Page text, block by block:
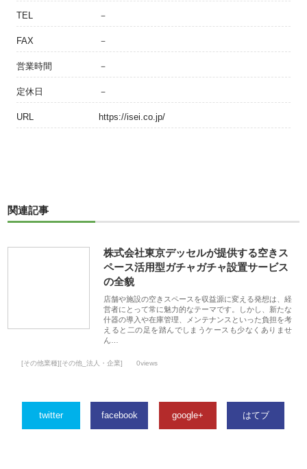
TEL －
FAX －
営業時間 －
定休日 －
URL https://isei.co.jp/
関連記事
株式会社東京デッセルが提供する空きス
ペース活用型ガチャガチャ設置サービス
の全貌
店舗や施設の空きスペースを収益源に変える発想は、経
営者にとって常に魅力的なテーマです。しかし、新たな
什器の導入や在庫管理、メンテナンスといった負担を考
えると二の足を踏んでしまうケースも少なくありませ
ん…
[その他業種][その他_法人・企業] 0views
twitter facebook google+ はてブ